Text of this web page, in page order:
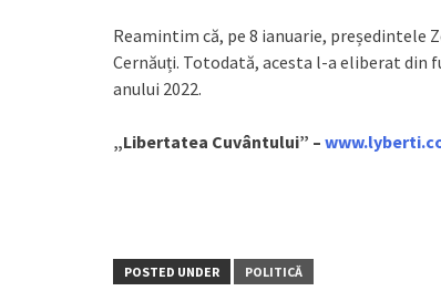
Reamintim că, pe 8 ianuarie, președintele
Cernăuți. Totodată, acesta l-a eliberat din
anului 2022.
„Libertatea Cuvântului” –
POSTED UNDER POLITICĂ